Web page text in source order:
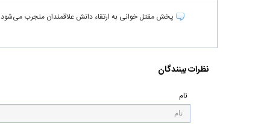
پخش مقتل خوانی به ارتقاء دانش علاقمندان منجرب می‌شود
نظرات بینندگان
نام